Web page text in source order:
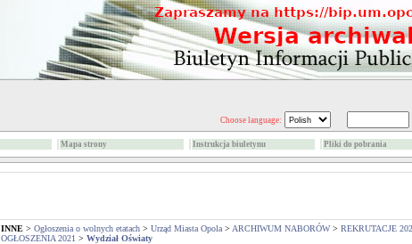
Choose language:
Mapa strony Instrukcja biuletynu Pliki do pobrania
INNE > Ogłoszenia o wolnych etatach > Urząd Miasta Opola > ARCHIWUM NABORÓW> REKRUTACJE
OGŁOSZENIA 2021 > Wydział Oświaty